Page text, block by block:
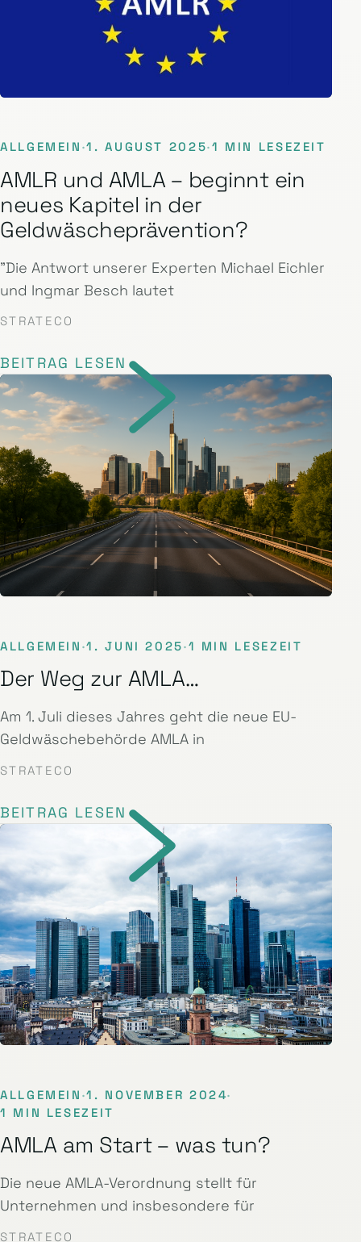
ALLGEMEIN ·1. AUGUST 2025·1 MIN LESEZEIT
AMLR und AMLA – beginnt ein
neues Kapitel in der
Geldwäscheprävention?
"Die Antwort unserer Experten Michael Eichler
und Ingmar Besch lautet
STRATECO
BEITRAG LESEN
ALLGEMEIN ·1. JUNI 2025·1 MIN LESEZEIT
Der Weg zur AMLA…
Am 1. Juli dieses Jahres geht die neue EU-
Geldwäschebehörde AMLA in
STRATECO
BEITRAG LESEN
ALLGEMEIN ·1. NOVEMBER 2024·
1 MIN LESEZEIT
AMLA am Start – was tun?
Die neue AMLA-Verordnung stellt für
Unternehmen und insbesondere für
STRATECO